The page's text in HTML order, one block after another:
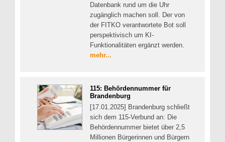
Datenbank rund um die Uhr
zugänglich machen soll. Der von
der FITKO verantwortete Bot soll
perspektivisch um KI-
Funktionalitäten ergänzt werden.
mehr...
115: Behördennummer für
Brandenburg
[17.01.2025] Brandenburg schließt
sich dem 115-Verbund an: Die
Behördennummer bietet über 2,5
Millionen Bürgerinnen und Bürgern